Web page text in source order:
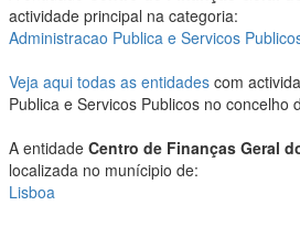
actividade principal na categoria:
Administracao Publica e Servicos
Veja aqui todas as entidades com
Publica e Servicos Publicos no concelho
A entidade Centro de Finanças Geral
localizada no munícipio de:
Lisboa